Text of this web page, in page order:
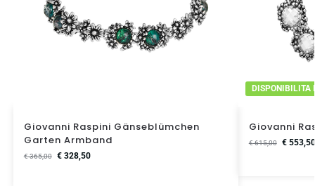
Giovanni Raspini Gänseblümchen
Garten Armband
€365,00 €328,50
DISPONIBILITA
Giovanni
€615,00 €553,50